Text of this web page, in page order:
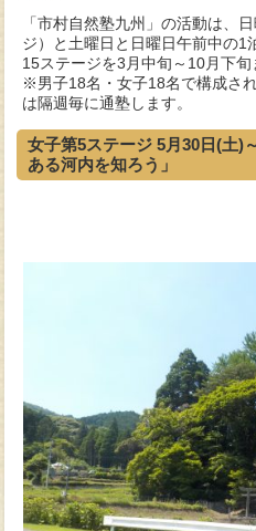
「市村自然塾九州」の活動は、
ジ）と土曜日と日曜日午前中の1
15ステージを3月中旬～10月下旬
※男子18名・女子18名で構成さ
は隔週毎に通塾します。
女子第5ステージ 5月30日(土
ある河内を知ろう」